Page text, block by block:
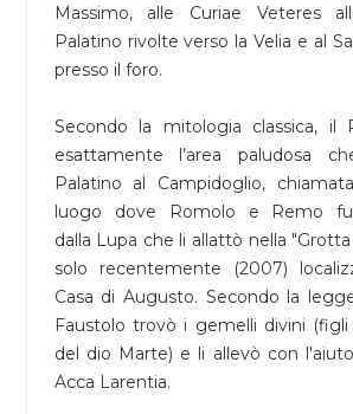
Massimo, alle Curiae Veteres
Palatino rivolte verso la Velia e al
presso il foro.
Secondo la mitologia classica, il
esattamente l’area paludosa
Palatino al Campidoglio,
luogo dove Romolo e Remo
dalla Lupa che li allattò nella
solo recentemente (2007)
Casa di Augusto. Secondo la
Faustolo trovò i gemelli divini (figli
del dio Marte) e li allevò con
Acca Larentia.